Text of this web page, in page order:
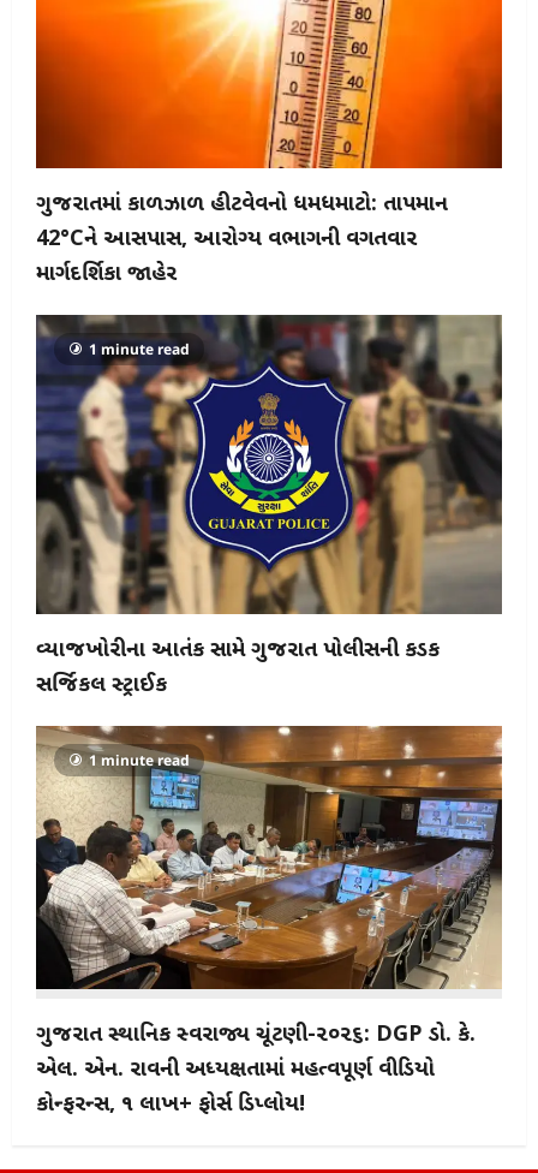
ગુજરાતમાં કાળઝાળ હીટવેવનો ધમધમાટો: તાપમાન
42°Cને આસપાસ, આરોગ્ય વિભાગની વિગતવાર
માર્ગદર્શિકા જાહેર
1 minute read
વ્યાજખોરીના આતંક સામે ગુજરાત પોલીસની કડક
સર્જિકલ સ્ટ્રાઈક
1 minute read
ગુજરાત સ્થાનિક સ્વરાજ્ય ચૂંટણી-૨૦૨૬: DGP ડો. કે.
એલ. એન. રાવની અધ્યક્ષતામાં મહત્વપૂર્ણ વીડિયો
કોન્ફરન્સ, ૧ લાખ+ ફોર્સ ડિપ્લોય!